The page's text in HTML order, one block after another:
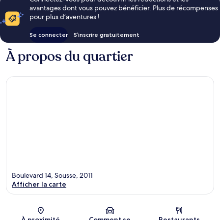
avantages dont vous pouvez bénéficier. Plus de récompenses
pour plus d’aventures !
Se connecter S’inscrire gratuitement
À propos du quartier
Carte
Boulevard 14, Sousse, 2011
Afficher la carte